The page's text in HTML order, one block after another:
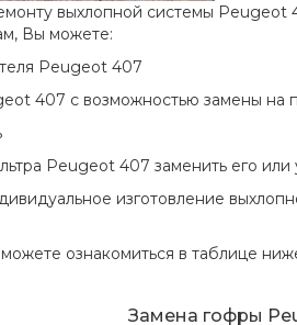
выхлопной системы
Вы можете:
Peugeot 407
407 с возможностью замены на
Peugeot 407 заменить его или
изготовление
ознакомиться в таблице
Замена гофры